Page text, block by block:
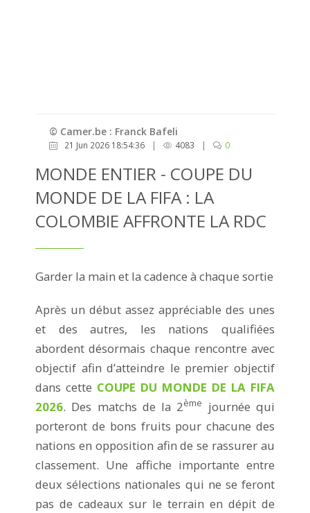
© Camer.be : Franck Bafeli
21 Jun 2026 18:54:36 | 4083 | 0
MONDE ENTIER - COUPE DU
MONDE DE LA FIFA : LA
COLOMBIE AFFRONTE LA RDC
Garder la main et la cadence à chaque sortie
Après un début assez appréciable des unes
et des autres, les nations qualifiées
abordent désormais chaque rencontre avec
objectif afin d’atteindre le premier objectif
dans cette COUPE DU MONDE DE LA FIFA
2026. Des matchs de la 2ème
journée qui
porteront de bons fruits pour chacune des
nations en opposition afin de se rassurer au
classement. Une affiche importante entre
deux sélections nationales qui ne se feront
pas de cadeaux sur le terrain en dépit de